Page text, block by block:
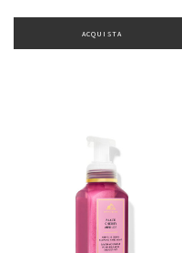
ACQUISTA